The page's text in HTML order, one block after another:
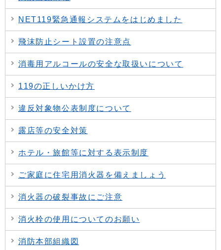
NET119緊急通報システムをはじめました
飛沫防止シート設置の注意点
消毒用アルコールの安全な取扱いについて
119の正しいかけ方
違反対象物公表制度について
露店等の安全対策
ホテル・旅館等に対する表示制度
ご家庭に住宅用消火器を備えましょう
消火器の破裂事故にご注意
消火栓の使用についてのお願い
消防本部組織図